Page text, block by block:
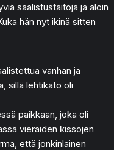
saalistustaitoja ja aloin
hän nyt ikinä sitten
vanhan ja
sillä lehtikato oli
paikkaan, joka oli
vieraiden kissojen
että jonkinlainen